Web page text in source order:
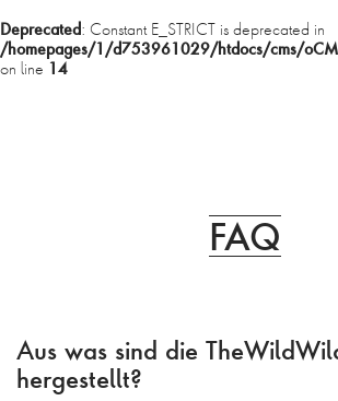
Deprecated: Constant E_STRICT is deprecated in
/homepages/1/d753961029/htdocs/cms/
on line 14
PHILOSOPHIE
FAQ
Aus was sind die
hergestellt?